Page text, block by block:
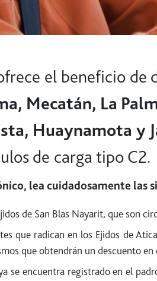
el beneficio
Mecatán, La
Huaynamota y
de carga tipo C2.
lea cuidadosamente las
de San Blas Nayarit, que son
que radican en los Ejidos de
que obtendrán un descuento en
se encuentra registrado en el